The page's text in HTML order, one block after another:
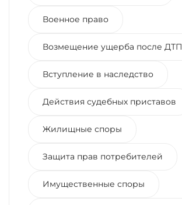
Военное право
Возмещение ущерба после ДТП
Вступление в наследство
Действия судебных приставов
Жилищные споры
Защита прав потребителей
Имущественные споры